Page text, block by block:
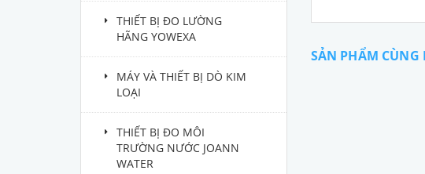
THIẾT BỊ ĐO LƯỜNG
HÃNG YOWEXA
MÁY VÀ THIẾT BỊ DÒ KIM
LOẠI
THIẾT BỊ ĐO MÔI
TRƯỜNG NƯỚC JOANN
WATER
SẢN PHẨM CÙNG